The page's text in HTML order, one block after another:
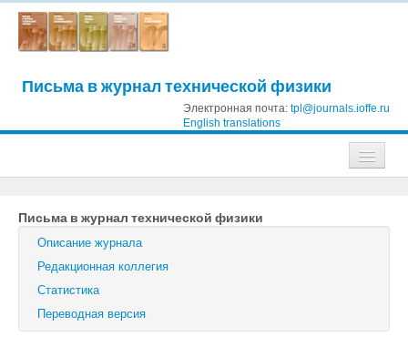
Письма в журнал технической физики
Электронная почта: tpl@journals.ioffe.ru
English translations
Журнал технической физики
Письма в Журнал технической физики
Физика твердого тела
Физика и техника полупроводников
Письма в журнал технической физики
Описание журнала
Редакционная коллегия
Статистика
Переводная версия